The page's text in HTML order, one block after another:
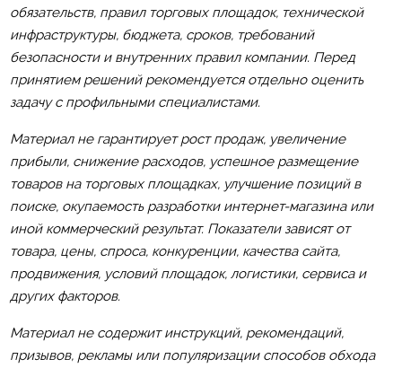
обязательств, правил торговых площадок, технической
инфраструктуры, бюджета, сроков, требований
безопасности и внутренних правил компании. Перед
принятием решений рекомендуется отдельно оценить
задачу с профильными специалистами.
Материал не гарантирует рост продаж, увеличение
прибыли, снижение расходов, успешное размещение
товаров на торговых площадках, улучшение позиций в
поиске, окупаемость разработки интернет-магазина или
иной коммерческий результат. Показатели зависят от
товара, цены, спроса, конкуренции, качества сайта,
продвижения, условий площадок, логистики, сервиса и
других факторов.
Материал не содержит инструкций, рекомендаций,
призывов, рекламы или популяризации способов обхода